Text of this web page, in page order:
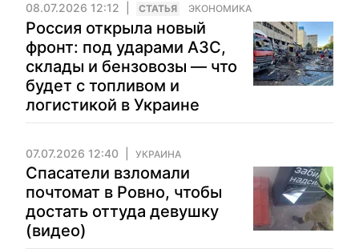
08.07.2026 12:12 CТАТЬЯ ЭКОНОМИКА
Россия открыла новый
фронт: под ударами АЗС,
склады и бензовозы — что
будет с топливом и
логистикой в Украине
07.07.2026 12:40 УКРАИНА
Спасатели взломали
почтомат в Ровно, чтобы
достать оттуда девушку
(видео)